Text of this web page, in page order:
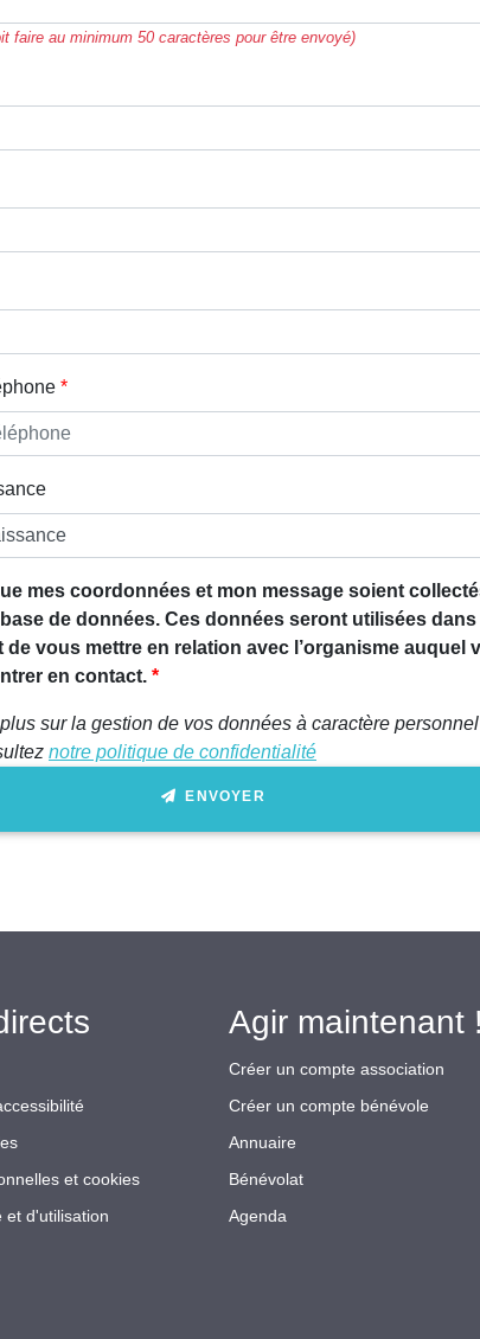
faire au minimum 50 caractères pour être envoyé)
mes coordonnées et mon message soient
de données. Ces données seront utilisées dans
de vous mettre en relation avec l’organisme auquel
en contact.
sur la gestion de vos données à caractère
notre politique de confidentialité
ENVOYER
et cookies
et d'utilisation
Agir maintenant !
Créer un compte association
Créer un compte bénévole
Annuaire
Bénévolat
Agenda